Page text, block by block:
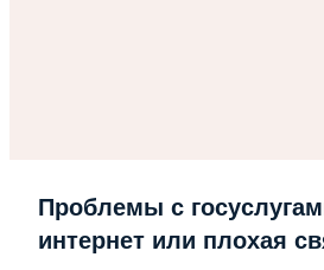
Проблемы с
интернет или плохая